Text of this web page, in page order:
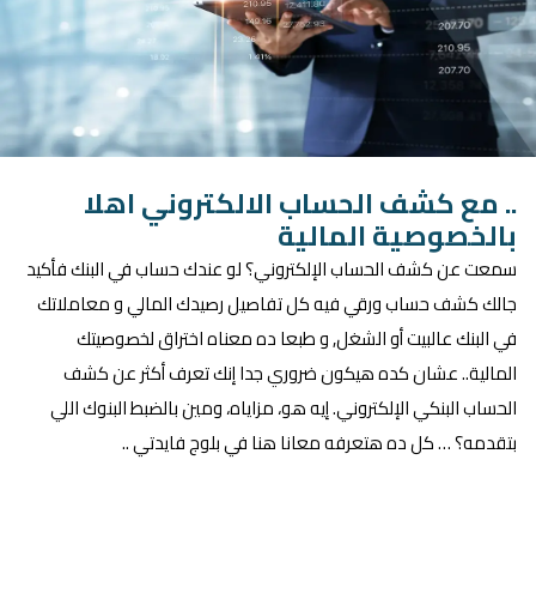
.. مع كشف الحساب الالكتروني اهلا
بالخصوصية المالية
سمعت عن كشف الحساب الإلكتروني؟ لو عندك حساب في البنك فأكيد
جالك كشف حساب ورقي فيه كل تفاصيل رصيدك المالي و معاملاتك
في البنك عالبيت أو الشغل, و طبعا ده معناه اختراق لخصوصيتك
المالية.. عشان كده هيكون ضروري جدا إنك تعرف أكثر عن كشف
الحساب البنكي الإلكتروني. إيه هو، مزاياه، ومين بالضبط البنوك اللي
بتقدمه؟ … كل ده هتعرفه معانا هنا في بلوج فايدتي ..